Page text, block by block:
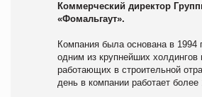
Коммерческий директор
«Фомальгаут».
Компания была основана в 1994
одним из крупнейших холдингов
работающих в строительной
день в компании работает более